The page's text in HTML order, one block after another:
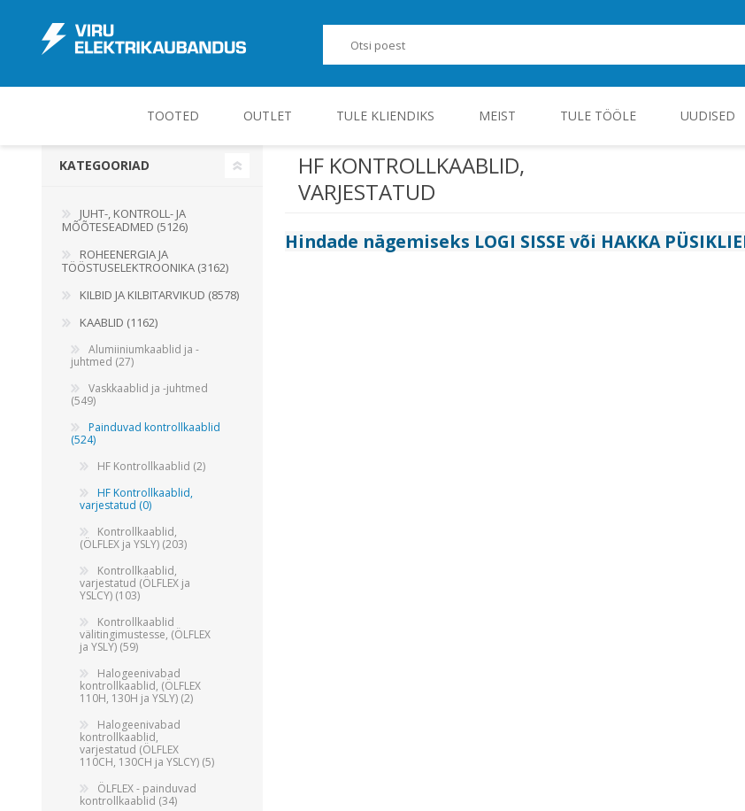
TOOTED
JUHT-, KONTROLL- JA MÕÕTESEADMED
Elektromehaaniline relee
Pooljuhtreleed
Toiteplokid AC/DC, DC/DC
Vaata kõiki
Alumiiniumkaablid ja -juhtmed
OUTLET TULE KLIENDIKS MEIST TULE TÖÖLE UUDISED
HF KONTROLLKAABLID,
VARJESTATUD
Hindade nägemiseks LOGI SISSE või HAKKA
KATEGOORIAD
JUHT-, KONTROLL- JA
MÕÕTESEADMED (5126)
ROHEENERGIA JA
TÖÖSTUSELEKTROONIKA (3162)
KILBID JA KILBITARVIKUD (8578)
KAABLID (1162)
Alumiiniumkaablid ja -
juhtmed (27)
Vaskkaablid ja -juhtmed
(549)
Painduvad kontrollkaablid
(524)
HF Kontrollkaablid (2)
HF Kontrollkaablid,
varjestatud (0)
Kontrollkaablid,
(ÖLFLEX ja YSLY) (203)
Kontrollkaablid,
varjestatud (ÖLFLEX ja
YSLCY) (103)
Kontrollkaablid
välitingimustesse, (ÖLFLEX
ja YSLY) (59)
Halogeenivabad
kontrollkaablid, (ÖLFLEX
110H, 130H ja YSLY) (2)
Halogeenivabad
kontrollkaablid,
varjestatud (ÖLFLEX
110CH, 130CH ja YSLCY) (5)
ÖLFLEX - painduvad
kontrollkaablid (34)